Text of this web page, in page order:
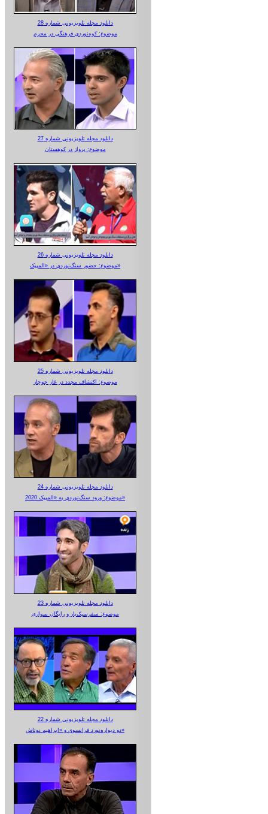
دانلود مجله تلویزیونی شماره 28
موضوع: کوه‌نوردی فرهنگی در محرم
دانلود مجله تلویزیونی شماره 27
موضوع: پرواز در کوهستان
دانلود مجله تلویزیونی شماره 26
موضوع: حضور سنگ‌نوردی در «المپیک»
دانلود مجله تلویزیونی شماره 25
موضوع: اکتشاف مجدد در غار جوجار
دانلود مجله تلویزیونی شماره 24
موضوع: ورود سنگ‌نوردی به «المپیک 2020»
دانلود مجله تلویزیونی شماره 23
موضوع: سفرسبک‌بار و رایگان سواری
دانلود مجله تلویزیونی شماره 22
دو دیواره‌نورد فرانسوی و «ابراهیم نوتاش»